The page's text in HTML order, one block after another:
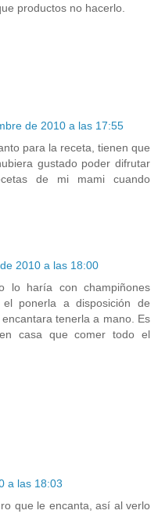
productos no hacerlo.
de 2010 a las 17:55
para la receta, tienen que
gustado poder difrutar
de mi mami cuando
2010 a las 18:00
lo haría con champiñones
ponerla a disposición de
tenerla a mano. Es
casa que comer todo el
a las 18:03
que le encanta, así al verlo